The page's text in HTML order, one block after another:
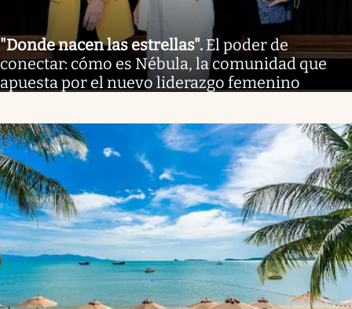
"Donde nacen las estrellas". El poder de
conectar: cómo es Nébula, la comunidad que
apuesta por el nuevo liderazgo femenino